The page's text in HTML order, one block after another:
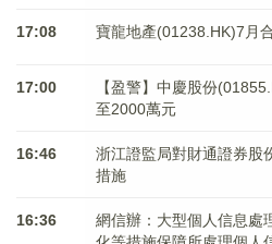
17:08 寶龍地產(01238.HK)7月
17:00
【盈警】中慶股份
至2000萬元
16:46
浙江證監局對財通證券股
措施
16:36
網信辦：大型個人信息處